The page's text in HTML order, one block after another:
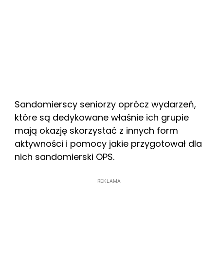
Sandomierscy seniorzy oprócz wydarzeń,
które są dedykowane właśnie ich grupie
mają okazję skorzystać z innych form
aktywności i pomocy jakie przygotował dla
nich sandomierski OPS.
REKLAMA